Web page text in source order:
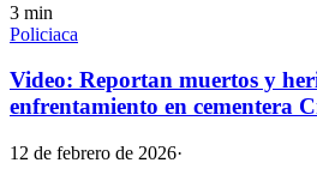
3 min
Policiaca
Video: Reportan muertos y
enfrentamiento en cementera
12 de febrero de 2026·